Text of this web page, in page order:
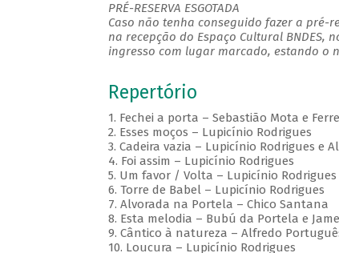
PRÉ-RESERVA ESGOTADA
Caso não tenha conseguido fazer a pré-
na recepção do Espaço Cultural BNDES,
ingresso com lugar marcado, estando o
Repertório
1. Fechei a porta – Sebastião Mota e
2. Esses moços – Lupicínio Rodrigues
3. Cadeira vazia – Lupicínio Rodrigues e
4. Foi assim – Lupicínio Rodrigues
5. Um favor / Volta – Lupicínio Rodrigues
6. Torre de Babel – Lupicínio Rodrigues
7. Alvorada na Portela – Chico Santana
8. Esta melodia – Bubú da Portela e
9. Cântico à natureza – Alfredo
10. Loucura – Lupicínio Rodrigues